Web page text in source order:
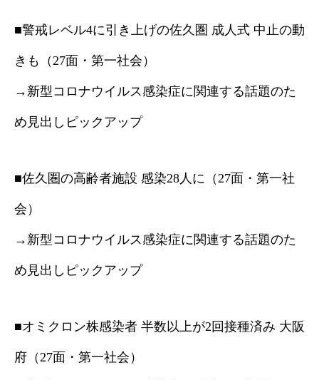
■警戒レベル4に引き上げの佐久圏 成人式 中止の動
きも（27面・第一社会）
→新型コロナウイルス感染症に関連する話題のた
め見出しピックアップ
■佐久圏の高齢者施設 感染28人に（27面・第一社
会）
→新型コロナウイルス感染症に関連する話題のた
め見出しピックアップ
■オミクロン株感染者 半数以上が2回接種済み 大阪
府（27面・第一社会）